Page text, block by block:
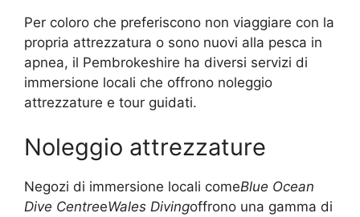
Per coloro che preferiscono non viaggiare con la
propria attrezzatura o sono nuovi alla pesca in
apnea, il Pembrokeshire ha diversi servizi di
immersione locali che offrono noleggio
attrezzature e tour guidati.
Noleggio attrezzature
Negozi di immersione locali comeBlue Ocean
Dive CentreeWales Divingoffrono una gamma di